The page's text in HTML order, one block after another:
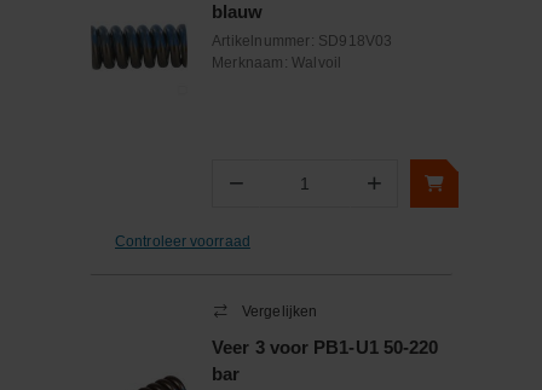
blauw
Artikelnummer: SD918V03
Merknaam: Walvoil
− Aantal +
Controleer voorraad
Vergelijken
Veer 3 voor PB1-U1 50-220
bar